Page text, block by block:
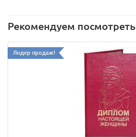
Рекомендуем посмотреть
Лидер продаж!